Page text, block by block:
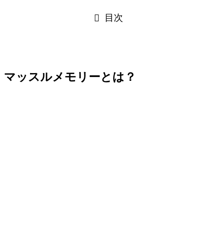
目次
マッスルメモリーとは？